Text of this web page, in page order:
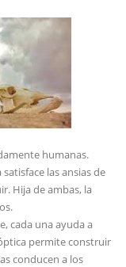
humanas.
las ansias de
Hija de ambas, la
cada una ayuda a
permite construir
conducen a los